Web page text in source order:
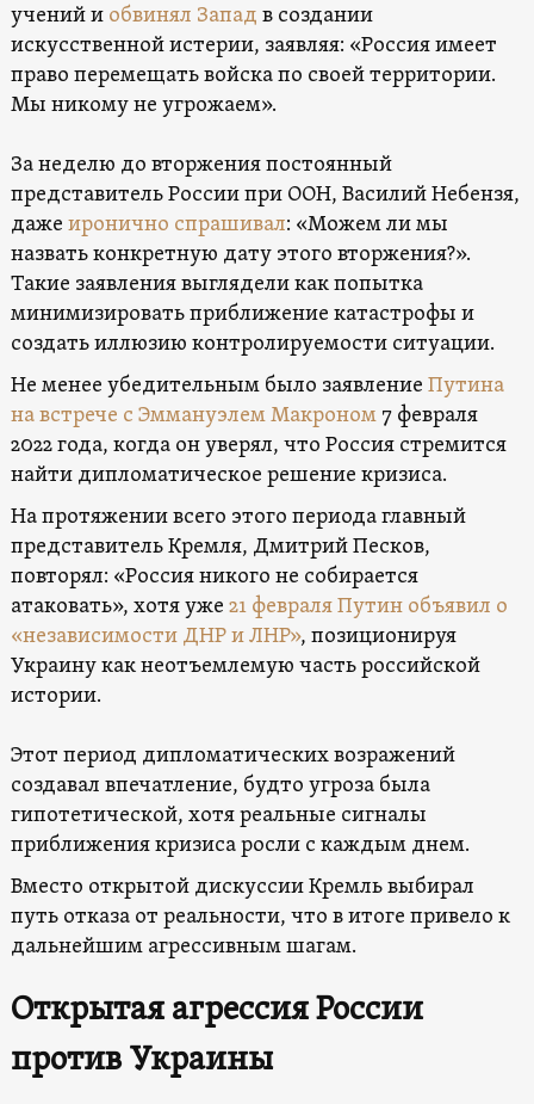
учений и обвинял Запад в создании
искусственной истерии, заявляя: «Россия имеет
право перемещать войска по своей территории.
Мы никому не угрожаем».
За неделю до вторжения постоянный
представитель России при ООН, Василий Небензя,
даже иронично спрашивал: «Можем ли мы
назвать конкретную дату этого вторжения?».
Такие заявления выглядели как попытка
минимизировать приближение катастрофы и
создать иллюзию контролируемости ситуации.
Не менее убедительным было заявление Путина
на встрече с Эммануэлем Макроном7 февраля
2022 года, когда он уверял, что Россия стремится
найти дипломатическое решение кризиса.
На протяжении всего этого периода главный
представитель Кремля, Дмитрий Песков,
повторял: «Россия никого не собирается
атаковать», хотя уже 21 февраля Путин объявил о
«независимости ДНР и ЛНР», позиционируя
Украину как неотъемлемую часть российской
истории.
Этот период дипломатических возражений
создавал впечатление, будто угроза была
гипотетической, хотя реальные сигналы
приближения кризиса росли с каждым днем.
Вместо открытой дискуссии Кремль выбирал
путь отказа от реальности, что в итоге привело к
дальнейшим агрессивным шагам.
Открытая агрессия России
против Украины